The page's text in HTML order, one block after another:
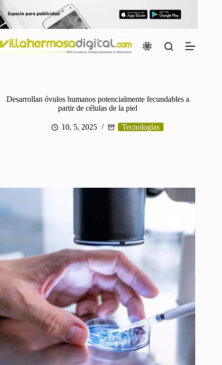
Saltar
al
contenido
Desarrollan óvulos humanos potencialmente fecundables a
partir de células de la piel
10, 5, 2025 Tecnologías